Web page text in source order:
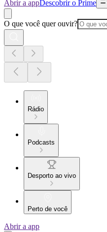
Abrir a appDescobrir o Prime
O que você quer ouvir?
Rádio
Podcasts
Desporto ao vivo
Perto de você
Abrir a app